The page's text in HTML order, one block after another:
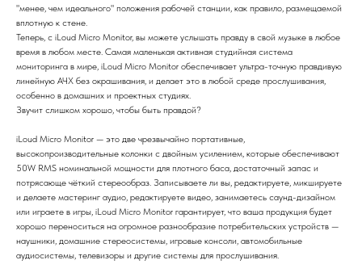
"менее, чем идеального" положения рабочей станции, как правило, размещаемой
вплотную к стене.
Теперь, с iLoud Micro Monitor, вы можете услышать правду в свой музыке в любое
время в любом месте. Самая маленькая активная студийная система
мониторинга в мире, iLoud Micro Monitor обеспечивает ультра-точную правдивую
линейную АЧХ без окрашивания, и делает это в любой среде прослушивания,
особенно в домашних и проектных студиях.
Звучит слишком хорошо, чтобы быть правдой?
iLoud Micro Monitor — это две чрезвычайно портативные,
высокопроизводительные колонки с двойным усилением, которые обеспечивают
50W RMS номинальной мощности для плотного баса, достаточный запас и
потрясающе чёткий стереообраз. Записываете ли вы, редактируете, микшируете
и делаете мастеринг аудио, редактируете видео, занимаетесь саунд-дизайном
или играете в игры, iLoud Micro Monitor гарантирует, что ваша продукция будет
хорошо переноситься на огромное разнообразие потребительских устройств —
наушники, домашние стереосистемы, игровые консоли, автомобильные
аудиосистемы, телевизоры и другие системы для прослушивания.